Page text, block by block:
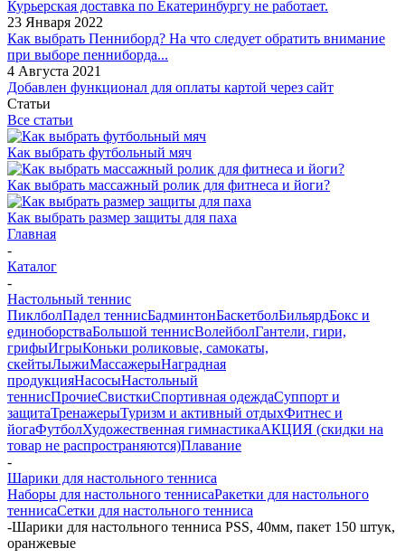
Курьерская доставка по Екатеринбургу не работает.
23 Января 2022
Как выбрать Пенниборд? На что следует обратить внимание
при выборе пенниборда...
4 Августа 2021
Добавлен функционал для оплаты картой через сайт
Статьи
Все статьи
Как выбрать футбольный мяч
Как выбрать массажный ролик для фитнеса и йоги?
Как выбрать размер защиты для паха
Главная
-
Каталог
-
Настольный теннис
ПиклболПадел теннисБадминтонБаскетболБильярдБокс и
единоборстваБольшой теннисВолейболГантели, гири,
грифыИгрыКоньки роликовые, самокаты,
скейтыЛыжиМассажерыНаградная
продукцияНасосыНастольный
теннисПрочиеСвисткиСпортивная одеждаСуппорт и
защитаТренажерыТуризм и активный отдыхФитнес и
йогаФутболХудожественная гимнастикаАКЦИЯ (скидки на
товар не распространяются)Плавание
-
Шарики для настольного тенниса
Наборы для настольного теннисаРакетки для настольного
теннисаСетки для настольного тенниса
-Шарики для настольного тенниса PSS, 40мм, пакет 150 штук,
оранжевые